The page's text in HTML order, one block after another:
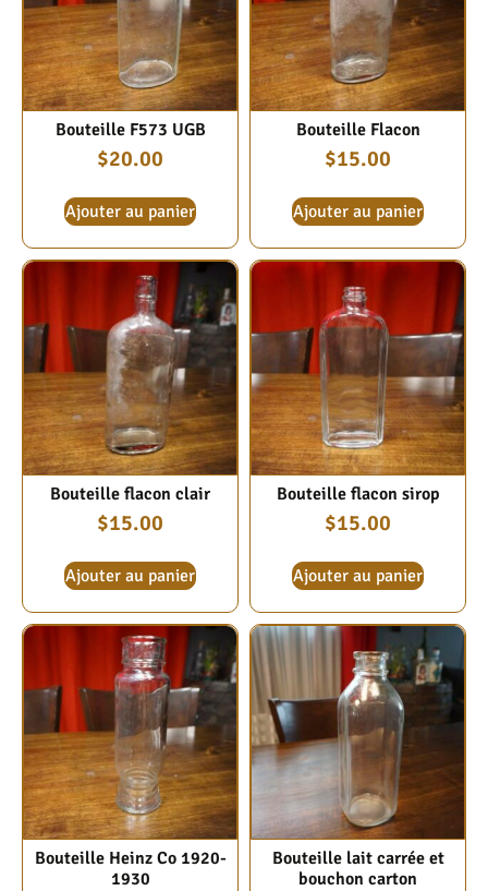
Bouteille F573 UGB
$20.00
Ajouter au panier
Bouteille Flacon
$15.00
Ajouter au panier
Bouteille flacon clair
$15.00
Ajouter au panier
Bouteille flacon sirop
$15.00
Ajouter au panier
Bouteille Heinz Co 1920-
1930
Bouteille lait carrée et
bouchon carton